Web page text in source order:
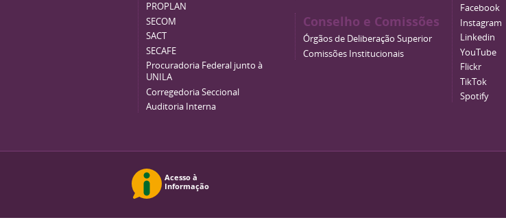
PROPLAN
SECOM
SACT
SECAFE
Procuradoria Federal junto à
UNILA
Corregedoria Seccional
Auditoria Interna
Conselho e Comissões
Órgãos de Deliberação Superior
Comissões Institucionais
Facebook
Instagram
Linkedin
YouTube
Flickr
TikTok
Spotify